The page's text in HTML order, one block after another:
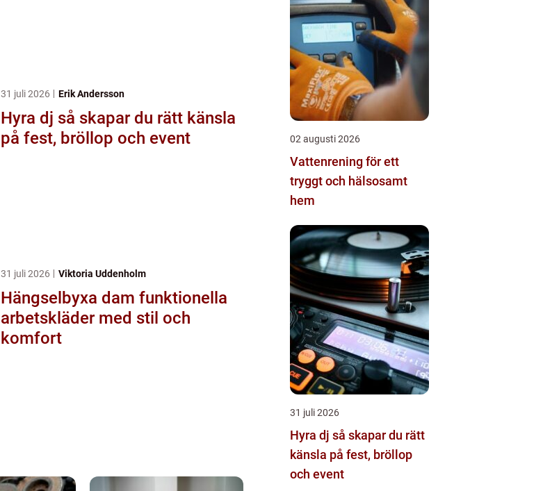
31 juli 2026 Erik Andersson
Hyra dj så skapar du rätt känsla
på fest, bröllop och event
31 juli 2026 Viktoria Uddenholm
Hängselbyxa dam funktionella
arbetskläder med stil och
komfort
02 augusti 2026
Vattenrening för ett
tryggt och hälsosamt
hem
31 juli 2026
Hyra dj så skapar du rätt
känsla på fest, bröllop
och event